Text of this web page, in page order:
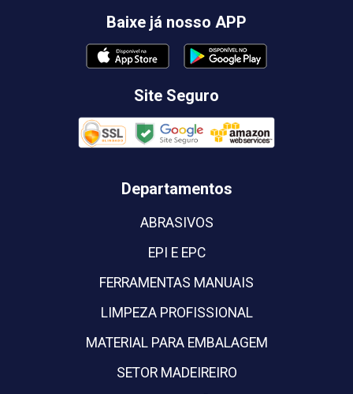
Baixe já nosso APP
Site Seguro
Departamentos
ABRASIVOS
EPI E EPC
FERRAMENTAS MANUAIS
LIMPEZA PROFISSIONAL
MATERIAL PARA EMBALAGEM
SETOR MADEIREIRO